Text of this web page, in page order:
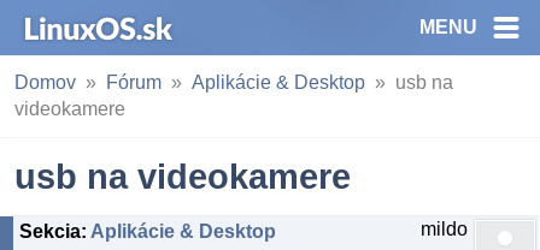
MENU
Domov Fórum Aplikácie & Desktop
usb na
videokamere
usb na videokamere
Sekcia: Aplikácie & Desktop mildo